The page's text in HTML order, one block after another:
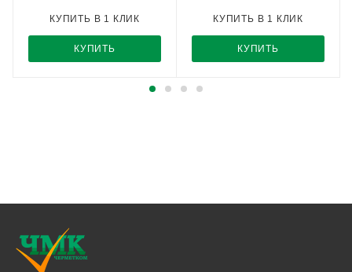
КУПИТЬ
КУПИТЬ В 1 КЛИК
КУПИТЬ
КУПИТЬ В 1 КЛИК